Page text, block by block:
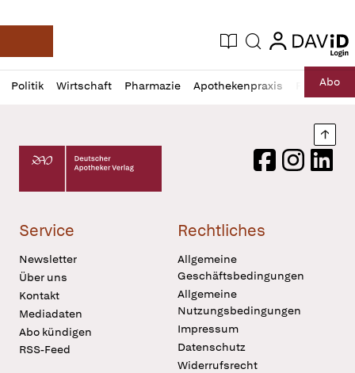
Deutsche Apotheker Zeitung
Aktuelle Ausgabe
Suche login
login
Politik Wirtschaft Pharmazie Apothekenpraxis RechtAbo
Profil
öffnen
Daz
Pur
Deutscher Apotheker Verlag Logo
FacebookInstagram
Service
Newsletter
Über uns
Kontakt
Mediadaten
Abo kündigen
RSS-Feed
Rechtliches
Allgemeine
Geschäftsbedingungen
Allgemeine
Nutzungsbedingungen
Impressum
Datenschutz
Widerrufsrecht